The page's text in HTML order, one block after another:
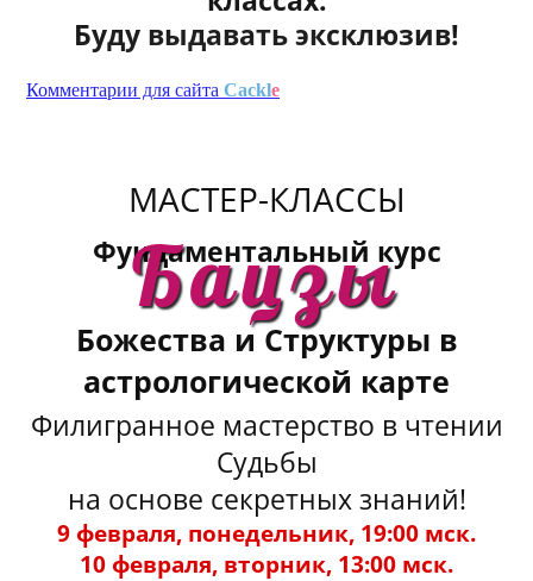
Буду выдавать эксклюзив!
Комментарии для сайта Cackle
МАСТЕР-КЛАССЫ
Фундаментальный курс
Бацзы
Божества и Структуры в
астрологической карте
Филигранное мастерство в чтении
Судьбы
на основе секретных знаний!
9 февраля, понедельник, 19:00 мск.
10 февраля, вторник, 13:00 мск.